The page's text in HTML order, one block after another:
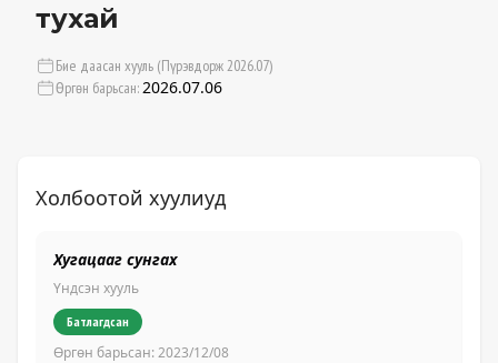
тухай
Бие даасан хууль (Пүрэвдорж 2026.07)
Өргөн барьсан:2026.07.06
Холбоотой хуулиуд
Хугацааг сунгах
Үндсэн хууль
Батлагдсан
Өргөн барьсан: 2023/12/08